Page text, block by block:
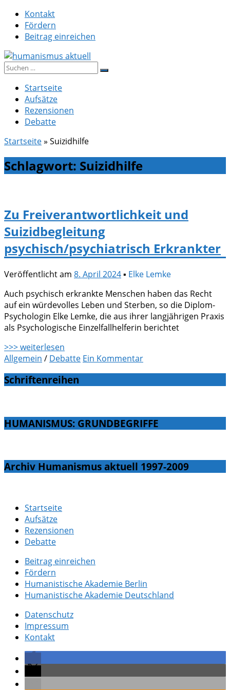
Zum
Inhalt
springen
Kontakt
Fördern
Beitrag einreichen
humanismus aktuell
Suche
Startseite
Aufsätze
Rezensionen
Debatte
Startseite» Suizidhilfe
Schlagwort: Suizidhilfe
Zu Freiverantwortlichkeit und
Suizidbegleitung
psychisch/psychiatrisch Erkrankter
Veröffentlicht am 8. April 2024▪ Elke Lemke
Auch psychisch erkrankte Menschen haben das Recht
auf ein würdevolles Leben und Sterben, so die Diplom-
Psychologin Elke Lemke, die aus ihrer langjährigen Praxis
als Psychologische Einzelfallhelferin berichtet
>>> weiterlesen
Allgemein / Debatte Ein Kommentar
Schriftenreihen
HUMANISMUS: GRUNDBEGRIFFE
Archiv Humanismus aktuell 1997-2009
Startseite
Aufsätze
Rezensionen
Debatte
Beitrag einreichen
Fördern
Humanistische Akademie Berlin
Humanistische Akademie Deutschland
Datenschutz
Impressum
Kontakt